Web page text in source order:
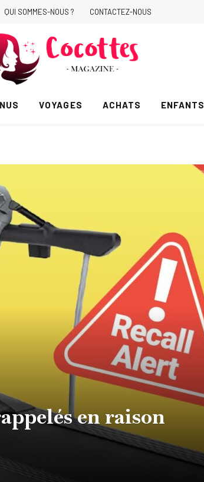
QUI SOMMES-NOUS ? CONTACTEZ-NOUS
VOYAGES ACHATS ENFANTS
en raison